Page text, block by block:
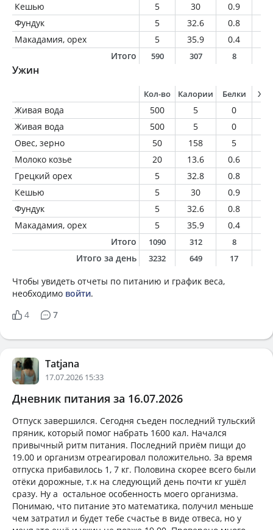
Кешью
5 30 0.9
Фундук
5 32.6 0.8
Макадамия, орех
5 35.9 0.4
Итого
590 307 8
Ужин
Кол-во Калории Белки
Живая вода 500 5 0
Живая вода
500 5 0
Овес, зерно
50 158 5
Молоко козье
20 13.6 0.6
Грецкий орех
5 32.8 0.8
Кешью
5 30 0.9
Фундук
5 32.6 0.8
Макадамия, орех
5 35.9 0.4
Итого
1090 312 8
Итого за день 3232 649 17
Чтобы увидеть отчеты по питанию и график веса,
необходимо войти.
4
7
Tatjana
17.07.2026 15:33
Дневник питания за 16.07.2026
Отпуск завершился. Сегодня съеден последний тульский
пряник, который помог набрать 1600 кал. Начался
привычный ритм питания. Последний приём пищи до
19.00 и организм отреагировал положительно. За время
отпуска прибавилось 1, 7 кг. Половина скорее всего были
отёки дорожные, т.к на следующий день почти кг ушёл
сразу. Ну а остальное особенность моего организма.
Понимаю, что питание это математика, получил меньше
чем затратил и будет тебе счастье в виде отвеса, но у